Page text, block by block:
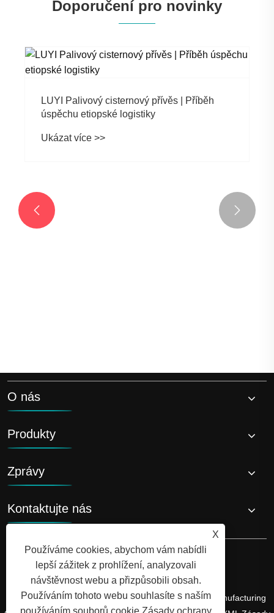
Doporučení pro novinky
LUYI Palivový cisternový přívěs | Příběh
úspěchu etiopské logistiky
Ukázat více >>
 
O nás
Produkty
Zprávy
Kontaktujte nás
Copyright © 2026 Shandong Luyi Dedicated Vehicle Manufacturing
X
Používáme cookies, abychom vám nabídli
lepší zážitek z prohlížení, analyzovali
návštěvnost webu a přizpůsobili obsah.
Používáním tohoto webu souhlasíte s naším
používáním souborů cookie. Zásady ochrany